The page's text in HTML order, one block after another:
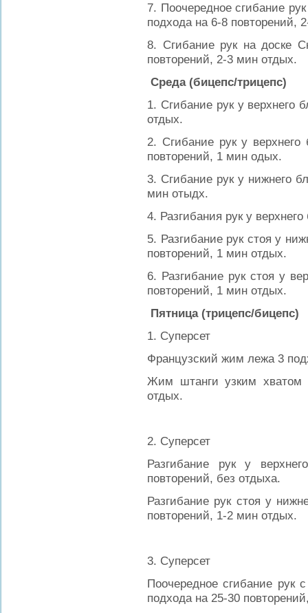
7. Поочередное сгибание
подхода на 6-8 повторений,
8. Сгибание рук на доске
повторений, 2-3 мин отдых.
Среда (бицепс/трицепс)
1. Сгибание рук у верхнего
отдых.
2. Сгибание рук у
повторений, 1 мин одых.
3. Сгибание рук у нижнего
мин отыдх.
4. Разгибания рук у
5. Разгибание рук стоя у
повторений, 1 мин отдых.
6. Разгибание рук стоя у
повторений, 1 мин отдых.
Пятница (трицепс/бицепс)
1. Суперсет
Французский жим лежа 3
Жим штанги узким хватом
отдых.
2. Суперсет
Разгибание рук у
повторений, без отдыха.
Разгибание рук стоя у
повторений, 1-2 мин отдых.
3. Суперсет
Поочередное сгибание рук
подхода на 25-30